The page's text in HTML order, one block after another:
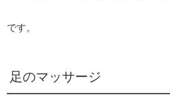
です。
足のマッサージ